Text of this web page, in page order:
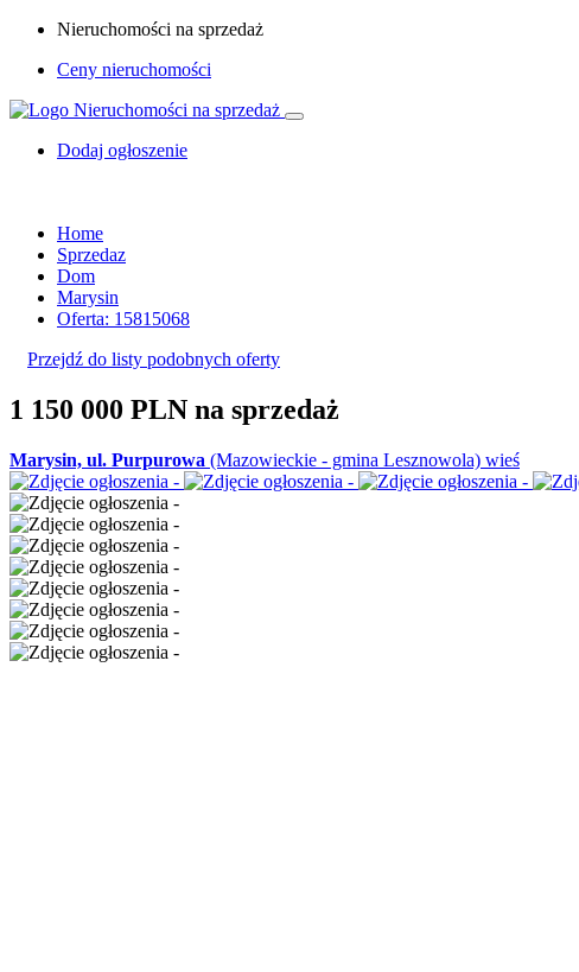
Nieruchomości na sprzedaż
Ceny nieruchomości
Dodaj ogłoszenie
Home
Sprzedaz
Dom
Marysin
Oferta: 15815068
Przejdź do listy podobnych oferty
1 150 000 PLN na sprzedaż
Marysin, ul. Purpurowa (Mazowieckie - gmina Lesznowola) wieś